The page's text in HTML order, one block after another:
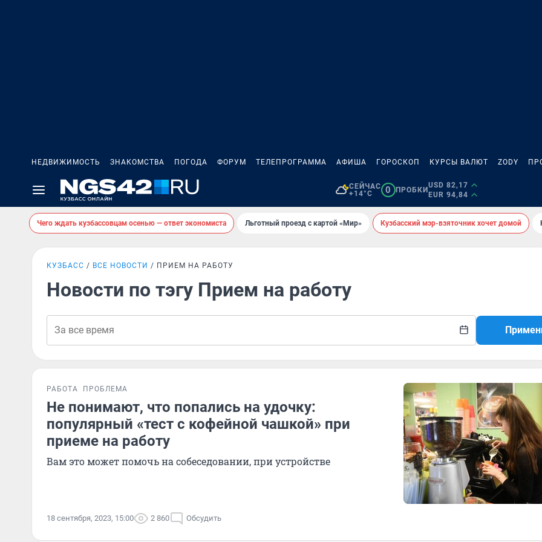
НЕДВИЖИМОСТЬ ЗНАКОМСТВА ПОГОДА ФОРУМ ТЕЛЕПРОГРАММА АФИША ГОРОСКОП КУРСЫ ВАЛЮТ ZODY
СЕЙЧАС
+14°C
0 ПРОБКИ
USD 82,17
EUR 94,84
Чего ждать кузбассовцам осенью — ответ экономиста Льготный проезд с картой «Мир» Кузбасский мэр-взяточник хочет домой
КУЗБАСС ВСЕ НОВОСТИ ПРИЕМ НА РАБОТУ
Новости по тэгу Прием на работу
РАБОТА ПРОБЛЕМА
Не понимают, что попались на удочку:
популярный «тест с кофейной чашкой» при
приеме на работу
Вам это может помочь на собеседовании, при устройстве
18 сентября, 2023, 15:00 2 860 Обсудить